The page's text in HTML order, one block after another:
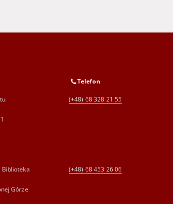
Telefon
(+48) 68 328 21 55
Biblioteka
Górze
(+48) 68 453 26 06